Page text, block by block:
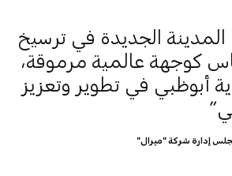
الجديدة في ترسيخ
كوجهة عالمية مرموقة،
أبوظبي في تطوير وتعزيز
إدارة شركة "ميرال"